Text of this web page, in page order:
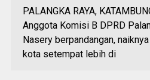
PALANGKA RAYA,
Anggota Komisi B DPRD
Nasery berpandangan,
kota setempat lebih di